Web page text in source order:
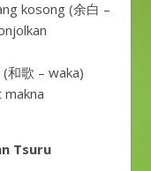
kosong (余白 –
和歌 – waka)
Tsuru